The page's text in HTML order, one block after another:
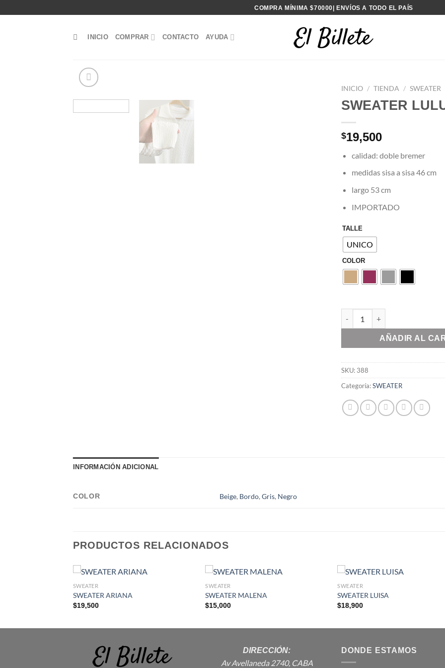
al
COMPRA MÍNIMA $70000| ENVÍOS A TODO EL PAÍS
INICIO COMPRAR CONTACTO AYUDA
INICIO / TIENDA / SWEATER
SWEATER
$19,500
calidad: doble bremer
medidas sisa a sisa 46 cm
largo 53 cm
IMPORTADO
TALLE
UNICO
COLOR
AÑADIR AL
SKU: 388
Categoría:SWEATER
INFORMACIÓN ADICIONAL
COLOR Beige, Bordo,Gris, Negro
PRODUCTOS RELACIONADOS
SWEATER
SWEATER ARIANA
$19,500
SWEATER
SWEATER MALENA
$15,000
SWEATER
SWEATER LUISA
$18,900
DIRECCIÓN:
Av Avellaneda 2740, CABA
DONDE ESTAMOS